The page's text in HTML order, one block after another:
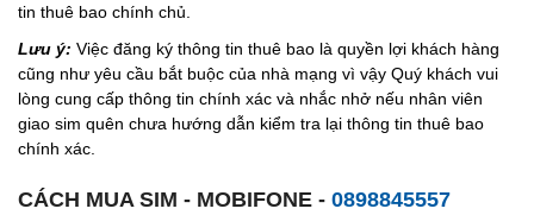
tin thuê bao chính chủ.
Lưu ý: Việc đăng ký thông tin thuê bao là quyền lợi khách hàng
cũng như yêu cầu bắt buộc của nhà mạng vì vậy Quý khách vui
lòng cung cấp thông tin chính xác và nhắc nhở nếu nhân viên
giao sim quên chưa hướng dẫn kiểm tra lại thông tin thuê bao
chính xác.
CÁCH MUA SIM - MOBIFONE - 0898845557